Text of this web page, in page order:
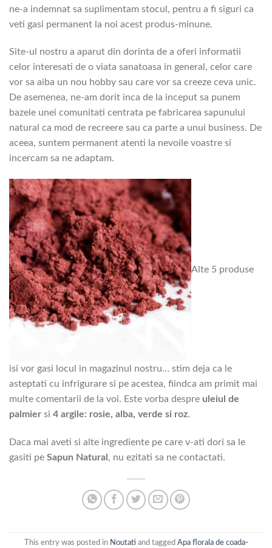
ne-a indemnat sa suplimentam stocul, pentru a fi siguri ca
veti gasi permanent la noi acest produs-minune.
Site-ul nostru a aparut din dorinta de a oferi informatii
celor interesati de o viata sanatoasa in general, celor care
vor sa aiba un nou hobby sau care vor sa creeze ceva unic.
De asemenea, ne-am dorit inca de la inceput sa punem
bazele unei comunitati centrata pe fabricarea sapunului
natural ca mod de recreere sau ca parte a unui business. De
aceea, suntem permanent atenti la nevoile voastre si
incercam sa ne adaptam.
Alte 5 produse
isi vor gasi locul in magazinul nostru… stim deja ca le
asteptati cu infrigurare si pe acestea, fiindca am primit mai
multe comentarii de la voi. Este vorba despre uleiul de
palmier si 4 argile: rosie, alba, verde si roz.
Daca mai aveti si alte ingrediente pe care v-ati dori sa le
gasiti pe Sapun Natural , nu ezitati sa ne contactati.
This entry was posted in Noutati and tagged Apa florala de coada-